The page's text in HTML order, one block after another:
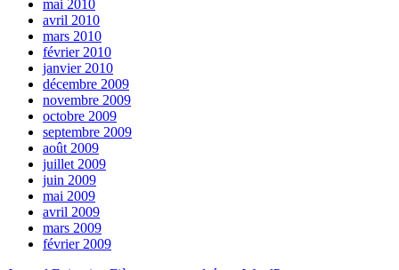
mai 2010
avril 2010
mars 2010
février 2010
janvier 2010
décembre 2009
novembre 2009
octobre 2009
septembre 2009
août 2009
juillet 2009
juin 2009
mai 2009
avril 2009
mars 2009
février 2009